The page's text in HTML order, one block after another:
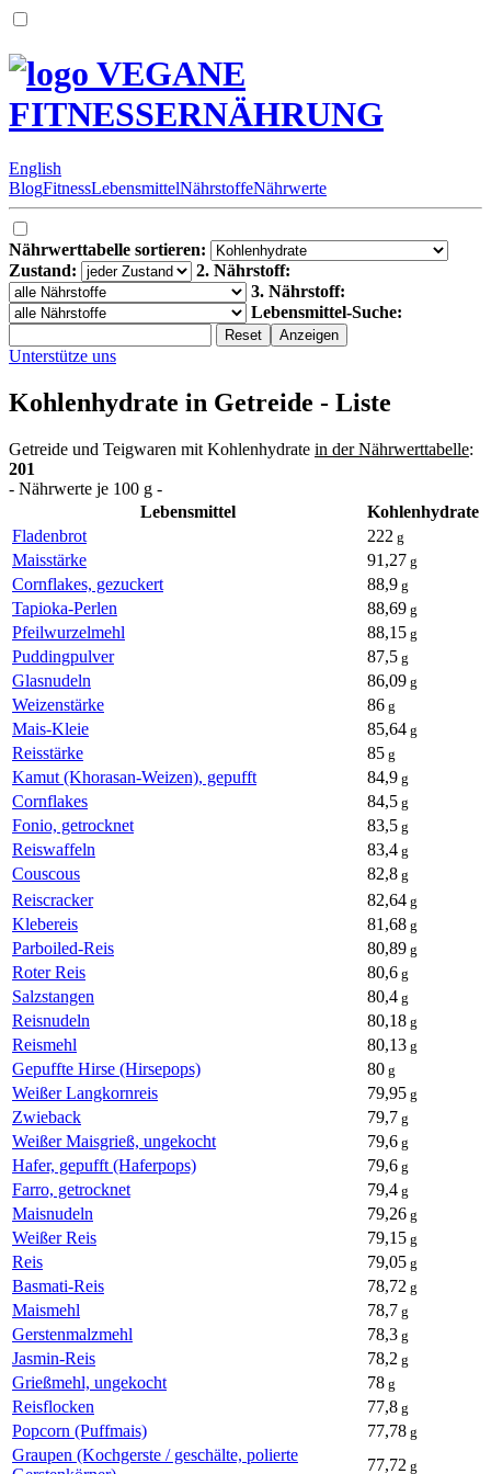
VEGANE
FITNESSERNÄHRUNG
English
BlogFitnessLebensmittelNährstoffeNährwerte
Nährwerttabelle sortieren:
Zustand:
2. Nährstoff:
3. Nährstoff:
Lebensmittel-Suche:
Unterstütze uns
Kohlenhydrate in Getreide - Liste
Getreide und Teigwaren mit Kohlenhydrate in der Nährwerttabelle:
201
- Nährwerte je 100 g -
Lebensmittel
Kohlenhydrate
Fladenbrot
222 g
Maisstärke 91,27 g
Cornflakes, gezuckert 88,9 g
Tapioka-Perlen 88,69 g
Pfeilwurzelmehl 88,15 g
Puddingpulver 87,5 g
Glasnudeln 86,09 g
Weizenstärke 86 g
Mais-Kleie 85,64 g
Reisstärke 85 g
Kamut (Khorasan-Weizen), gepufft 84,9 g
Cornflakes 84,5 g
Fonio, getrocknet 83,5 g
Reiswaffeln 83,4 g
Couscous 82,8 g
Reiscracker 82,64 g
Klebereis 81,68 g
Parboiled-Reis 80,89 g
Roter Reis 80,6 g
Salzstangen 80,4 g
Reisnudeln 80,18 g
Reismehl 80,13 g
Gepuffte Hirse (Hirsepops) 80 g
Weißer Langkornreis 79,95 g
Zwieback 79,7 g
Weißer Maisgrieß, ungekocht 79,6 g
Hafer, gepufft (Haferpops) 79,6 g
Farro, getrocknet 79,4 g
Maisnudeln 79,26 g
Weißer Reis 79,15 g
Reis 79,05 g
Basmati-Reis 78,72 g
Maismehl 78,7 g
Gerstenmalzmehl 78,3 g
Jasmin-Reis 78,2 g
Grießmehl, ungekocht 78 g
Reisflocken 77,8 g
Popcorn (Puffmais) 77,78 g
Graupen (Kochgerste / geschälte, polierte
77,72 g